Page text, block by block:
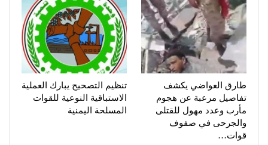
طارق العواضي يكشف
تفاصيل مرعبة عن هجوم
مأرب وعدد مهول للقتلى
والجرحى في صفوف
قوات…
تنظيم التصحيح يبارك العملية
الاستباقية النوعية للقوات
المسلحة اليمنية